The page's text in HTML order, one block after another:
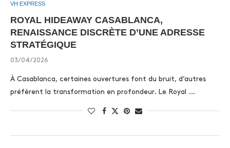
VH EXPRESS
ROYAL HIDEAWAY CASABLANCA,
RENAISSANCE DISCRÈTE D’UNE ADRESSE
STRATÉGIQUE
03/04/2026
À Casablanca, certaines ouvertures font du bruit, d’autres
préfèrent la transformation en profondeur. Le Royal …